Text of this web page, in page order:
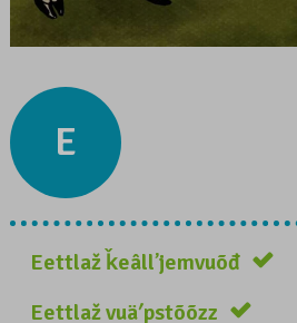
E
Eettlaž ǩeâllʼjemvuõđ
Eettlaž vuäʹpstõõzz